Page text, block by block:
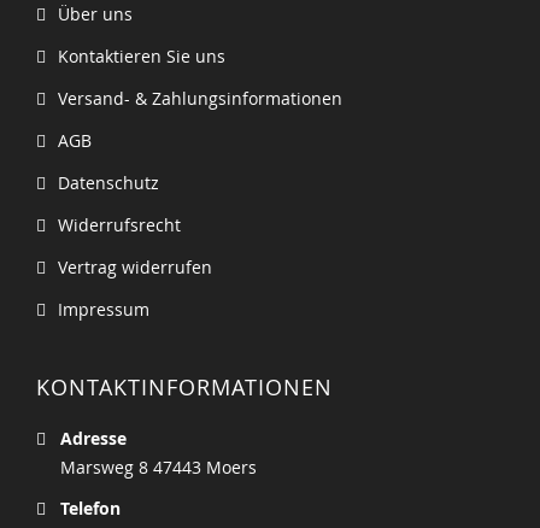
Über uns
Kontaktieren Sie uns
Versand- & Zahlungsinformationen
AGB
Datenschutz
Widerrufsrecht
Vertrag widerrufen
Impressum
KONTAKTINFORMATIONEN
Adresse
Marsweg 8 47443 Moers
Telefon